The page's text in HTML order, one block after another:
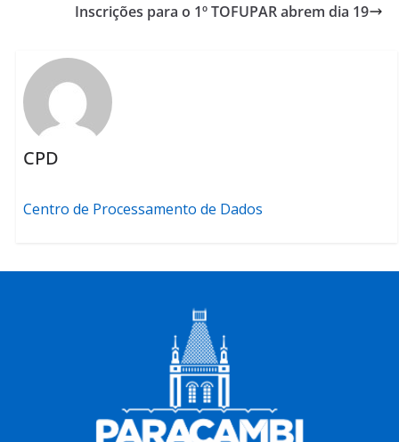
Inscrições para o 1º TOFUPAR abrem dia 19
CPD
Centro de Processamento de Dados